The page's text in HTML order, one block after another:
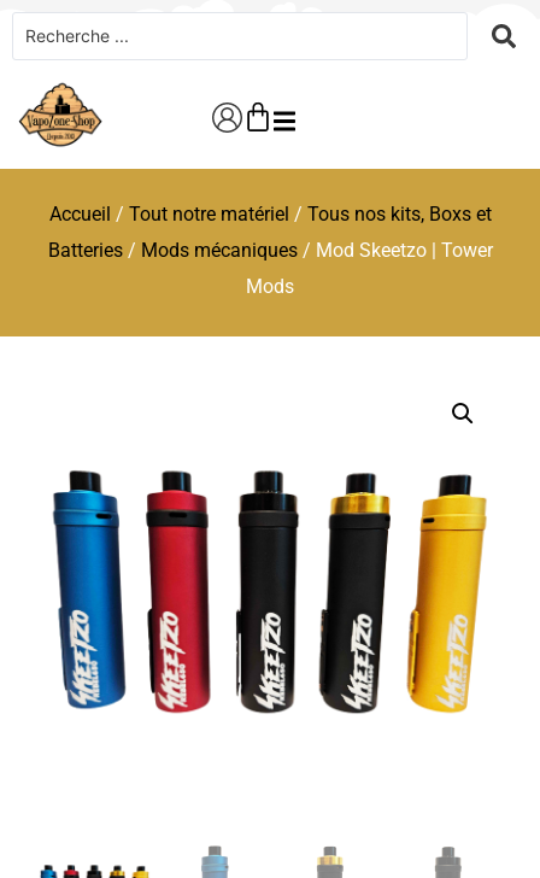
Accueil / Tout notre matériel / Tous nos kits, Boxs et
Batteries/ Mods mécaniques/ Mod Skeetzo | Tower
Mods